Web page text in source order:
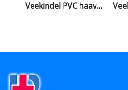
Veekindel PVC haavaplaaster